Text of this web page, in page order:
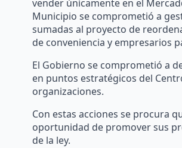
vender únicamente en el
Municipio se comprometió a
sumadas al proyecto de
de conveniencia y empresarios
El Gobierno se comprometió a
en puntos estratégicos del
organizaciones.
Con estas acciones se procura
oportunidad de promover sus
de la ley.